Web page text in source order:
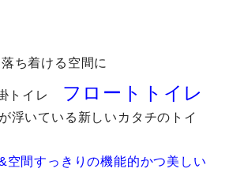
トイレ フロートトイレ
浮いている新しいカタチのトイ
空間すっきりの機能的かつ美しい